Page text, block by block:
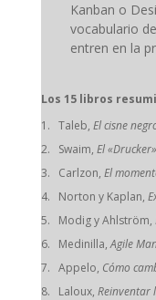
Kanban o
vocabulario
entren en la
Los 15 libros
Taleb, El cisne
Swaim, El
Carlzon, El
Norton y Kaplan,
Modig y Ahlström,
Medinilla,Agile
Appelo, Cómo
Laloux, Reinventar